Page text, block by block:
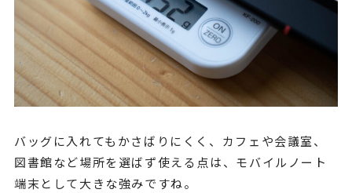
バッグに入れてもかさばりにくく、カフェや会議室、
図書館など場所を選ばず使える点は、モバイルノート
端末として大きな強みですね。